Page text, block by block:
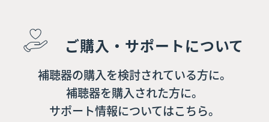
ご購入・サポートについて
補聴器の購入を検討されている方に。
補聴器を購入された方に。
サポート情報についてはこちら。